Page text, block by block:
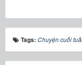
Tags: Chuyện cuối